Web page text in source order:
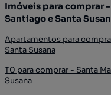
Imóveis para comprar
Santiago e Santa
Apartamentos para
Santa Susana
T0 para comprar - Santa
Susana